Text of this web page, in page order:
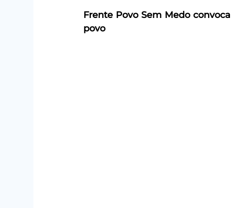
Frente Povo Sem Medo
povo